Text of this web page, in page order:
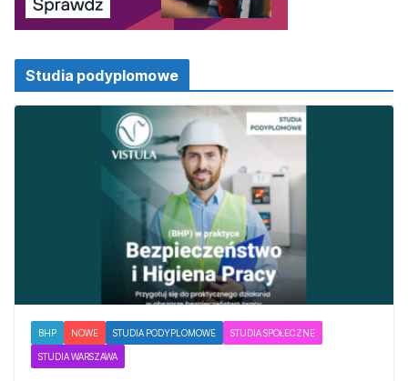
Studia podyplomowe
BHP NOWE STUDIA PODYPLOMOWE STUDIA SPOŁECZNE
STUDIA WARSZAWA